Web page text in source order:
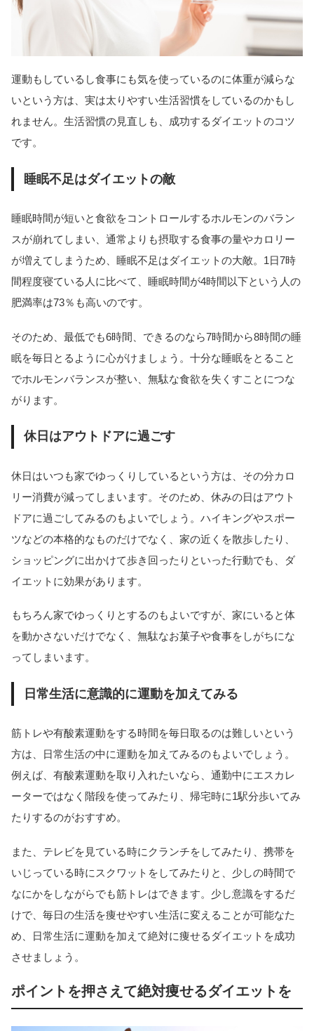
運動もしているし食事にも気を使っているのに体重が減らな
いという方は、実は太りやすい生活習慣をしているのかもし
れません。生活習慣の見直しも、成功するダイエットのコツ
です。
睡眠不足はダイエットの敵
睡眠時間が短いと食欲をコントロールするホルモンのバラン
スが崩れてしまい、通常よりも摂取する食事の量やカロリー
が増えてしまうため、睡眠不足はダイエットの大敵。1日7時
間程度寝ている人に比べて、睡眠時間が4時間以下という人の
肥満率は73％も高いのです。
そのため、最低でも6時間、できるのなら7時間から8時間の睡
眠を毎日とるように心がけましょう。十分な睡眠をとること
でホルモンバランスが整い、無駄な食欲を失くすことにつな
がります。
休日はアウトドアに過ごす
休日はいつも家でゆっくりしているという方は、その分カロ
リー消費が減ってしまいます。そのため、休みの日はアウト
ドアに過ごしてみるのもよいでしょう。ハイキングやスポー
ツなどの本格的なものだけでなく、家の近くを散歩したり、
ショッピングに出かけて歩き回ったりといった行動でも、ダ
イエットに効果があります。
もちろん家でゆっくりとするのもよいですが、家にいると体
を動かさないだけでなく、無駄なお菓子や食事をしがちにな
ってしまいます。
日常生活に意識的に運動を加えてみる
筋トレや有酸素運動をする時間を毎日取るのは難しいという
方は、日常生活の中に運動を加えてみるのもよいでしょう。
例えば、有酸素運動を取り入れたいなら、通勤中にエスカレ
ーターではなく階段を使ってみたり、帰宅時に1駅分歩いてみ
たりするのがおすすめ。
また、テレビを見ている時にクランチをしてみたり、携帯を
いじっている時にスクワットをしてみたりと、少しの時間で
なにかをしながらでも筋トレはできます。少し意識をするだ
けで、毎日の生活を痩せやすい生活に変えることが可能なた
め、日常生活に運動を加えて絶対に痩せるダイエットを成功
させましょう。
ポイントを押さえて絶対痩せるダイエットを